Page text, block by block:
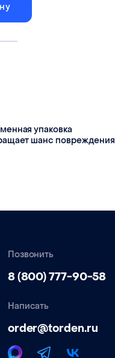
упаковка
шанс повреждения
Позвонить
8 (800) 777-90-58
Написать
order@torden.ru